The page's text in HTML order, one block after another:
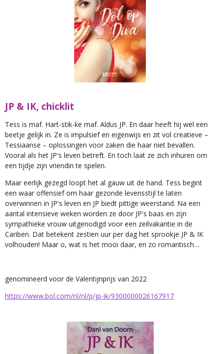
JP & IK, chicklit
Tess is maf. Hart-stik-ke maf. Aldus JP. En daar heeft hij wel een
beetje gelijk in. Ze is impulsief en eigenwijs en zit vol creatieve –
Tessiaanse – oplossingen voor zaken die haar niet bevallen.
Vooral als het JP's leven betreft. En toch laat ze zich inhuren om
een tijdje zijn vriendin te spelen.
Maar eerlijk gezegd loopt het al gauw uit de hand. Tess begint
een waar offensief om haar gezonde levensstijl te laten
overwinnen in JP's leven en JP biedt pittige weerstand. Na een
aantal intensieve weken worden ze door JP's baas en zijn
sympathieke vrouw uitgenodigd voor een zeilvakantie in de
Cariben. Dat betekent zestien uur per dag het sprookje JP & IK
volhouden! Maar o, wat is het mooi daar, en zo romantisch…
genomineerd voor de Valentijnprijs van 2022
https://www.bol.com/nl/nl/p/jp-ik/9300000026167917